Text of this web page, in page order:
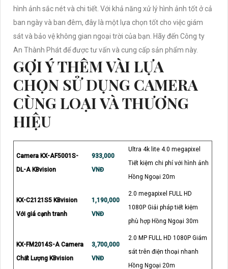
hình ảnh sắc nét và chi tiết. Với khả năng xử lý hình ảnh tốt ở cả
ban ngày và ban đêm, đây là một lựa chọn tốt cho việc giám
sát và bảo vệ không gian ngoại trời của bạn. Hãy đến Công ty
An Thành Phát để được tư vấn và cung cấp sản phẩm này.
GỢI Ý THÊM VÀI LỰA
CHỌN SỬ DỤNG CAMERA
CÙNG LOẠI VÀ THƯƠNG
HIỆU
Camera KX-AF5001S-
DL-A KBvision
933,000
VNĐ
Ultra 4k lite 4.0 megapixel
Tiết kiệm chi phí với hình ảnh
Hồng Ngoại 20m
KX-C2121S5 KBvision
Với giá cạnh tranh
1,190,000
VNĐ
2.0 megapixel FULL HD
1080P Giải pháp tiết kiệm
phù hợp Hồng Ngoại 30m
KX-FM2014S-A Camera
Chất Lượng KBvision
3,700,000
VNĐ
2.0 MP FULL HD 1080P Giám
sát trên điện thoại nhanh
Hồng Ngoại 20m